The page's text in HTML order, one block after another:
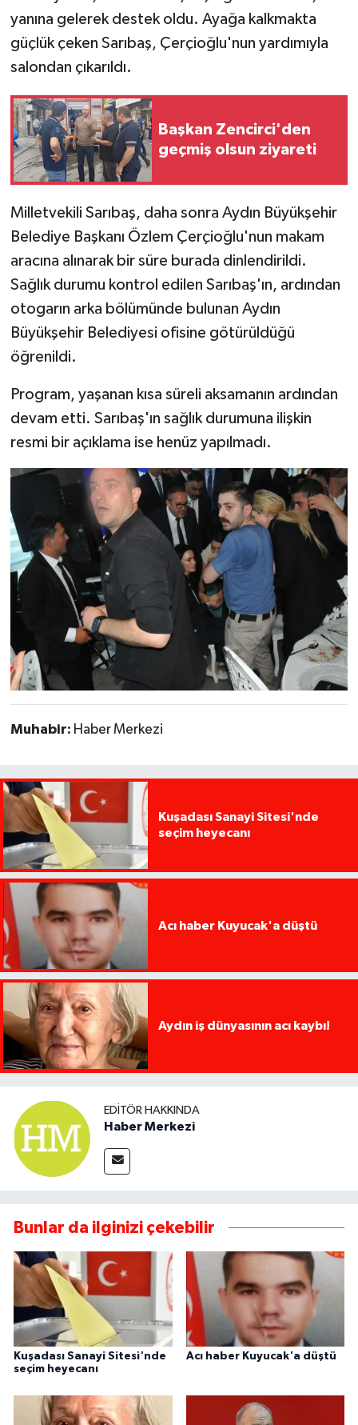
yanına gelerek destek oldu. Ayağa kalkmakta
güçlük çeken Sarıbaş, Çerçioğlu'nun yardımıyla
salondan çıkarıldı.
Başkan Zencirci'den
geçmiş olsun ziyareti
Milletvekili Sarıbaş, daha sonra Aydın Büyükşehir
Belediye Başkanı Özlem Çerçioğlu'nun makam
aracına alınarak bir süre burada dinlendirildi.
Sağlık durumu kontrol edilen Sarıbaş'ın, ardından
otogarın arka bölümünde bulunan Aydın
Büyükşehir Belediyesi ofisine götürüldüğü
öğrenildi.
Program, yaşanan kısa süreli aksamanın ardından
devam etti. Sarıbaş'ın sağlık durumuna ilişkin
resmi bir açıklama ise henüz yapılmadı.
Muhabir: Haber Merkezi
Kuşadası Sanayi Sitesi'nde
seçim heyecanı
Acı haber Kuyucak'a düştü
Aydın iş dünyasının acı kaybı!
EDITÖR HAKKINDA
Haber Merkezi
Bunlar da ilginizi çekebilir
Kuşadası Sanayi Sitesi'nde
seçim heyecanı
Acı haber Kuyucak'a düştü